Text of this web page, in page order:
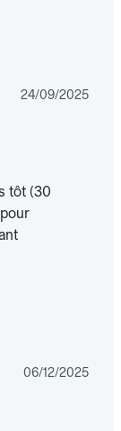
24/09/2025
tôt (30
06/12/2025